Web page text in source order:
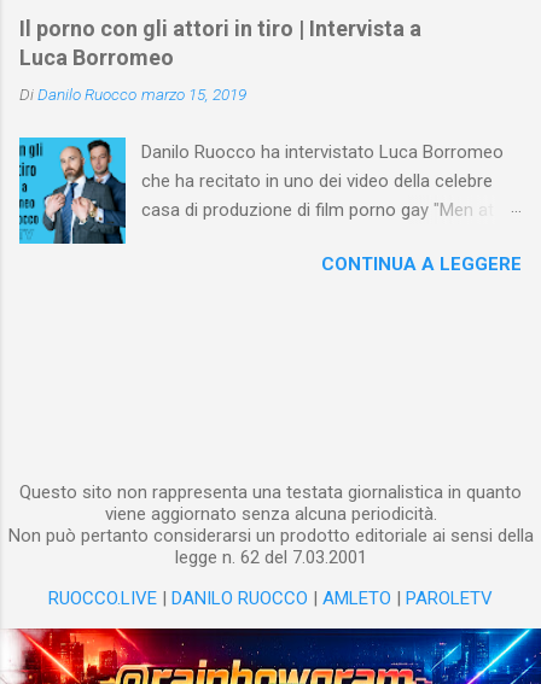
con espressioni di stupore o con altre di
gradimento. Al contrario, un membro virile
video porno è trattato con sufficienza, quando
cinematografica del membro virile anche nella
pornografia rivolta a un pubblico maschile
eterosessuale fa nascere alcune domande. Ad
un maschio eterosessuale senta l’esigenza,
Il porno con gli attori in tiro | Intervista a
Luca Borromeo
DiDanilo Ruocco marzo 15, 2019
Danilo Ruocco ha intervistato Luca Borromeo
che ha recitato in uno dei video della celebre
casa di produzione di film porno gay "Men at
della scena BDSM gay. Gli è stato chiesto di
CONTINUA A LEGGERE
Questo sito non rappresenta una testata giornalistica in quanto
viene aggiornato senza alcuna periodicità.
Non può pertanto considerarsi un prodotto editoriale ai sensi della
legge n. 62 del 7.03.2001
RUOCCO.LIVE | DANILO RUOCCO | AMLETO | PAROLETV